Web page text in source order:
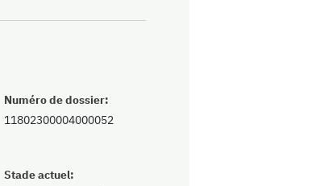
Numéro de dossier:
11802300004000052
Stade actuel: